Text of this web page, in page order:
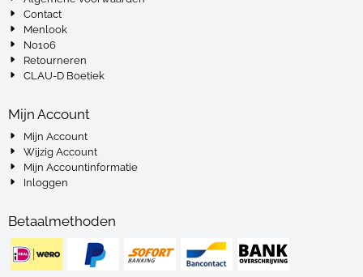
Contact
Menlook
No106
Retourneren
CLAU-D Boetiek
Mijn Account
Mijn Account
Wijzig Account
Mijn Accountinformatie
Inloggen
Betaalmethoden